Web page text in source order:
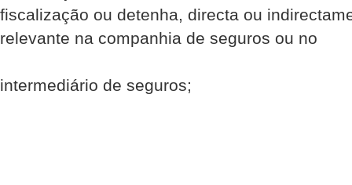
fiscalização ou detenha, directa ou
relevante na companhia de seguros ou no
intermediário de seguros;